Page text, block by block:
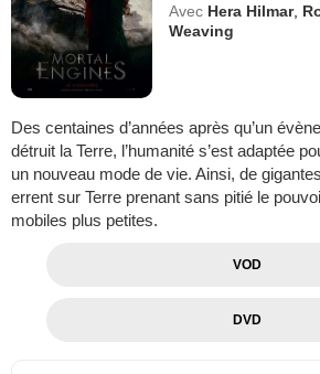
Avec Hera Hilmar,
Weaving
Des centaines d’années après qu’un
détruit la Terre, l’humanité s’est adaptée
un nouveau mode de vie. Ainsi, de
errent sur Terre prenant sans pitié le
mobiles plus petites.
VOD
DVD